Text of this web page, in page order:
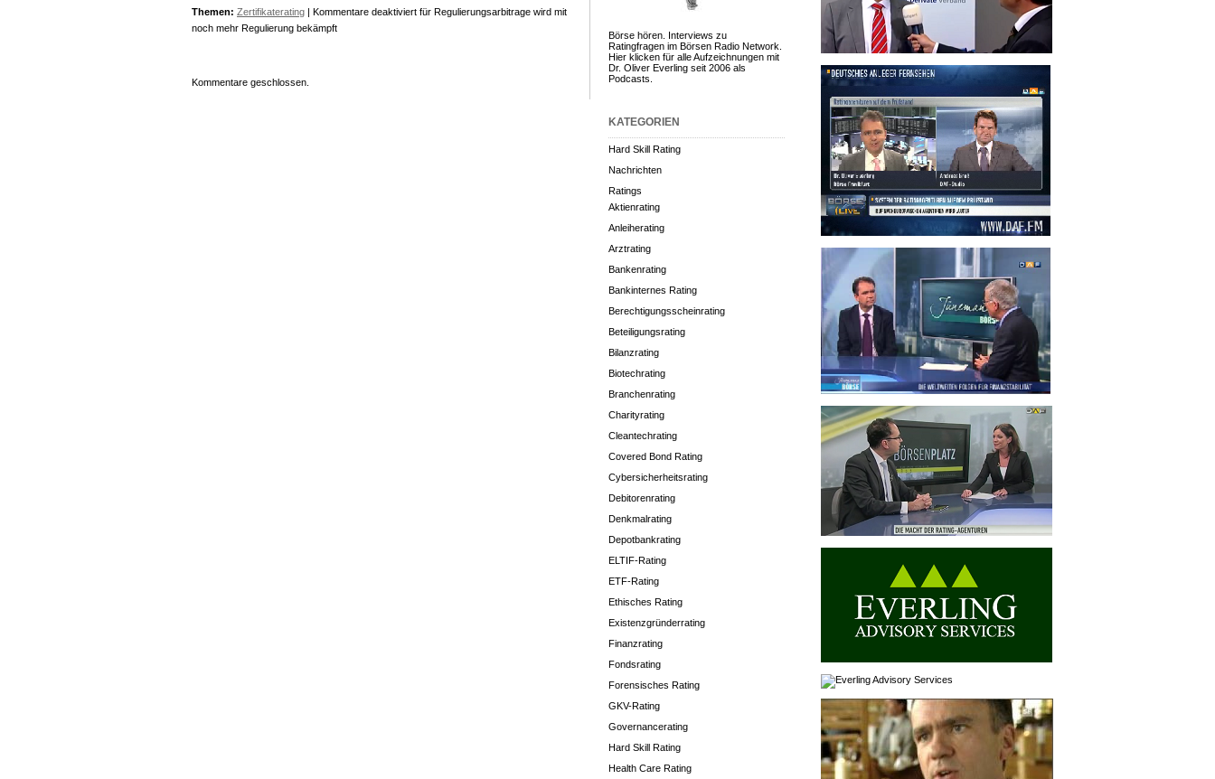
Themen: Zertifikaterating | Kommentare deaktiviert für Regulierungsarbitrage wird mit
noch mehr Regulierung bekämpft
Kommentare geschlossen.
Börse hören. Interviews zu
Ratingfragen im Börsen Radio Network.
Hier klicken für alle Aufzeichnungen mit
Dr. Oliver Everling seit 2006 als
Podcasts.
KATEGORIEN
Hard Skill Rating
Nachrichten
Ratings
Aktienrating
Anleiherating
Arztrating
Bankenrating
Bankinternes Rating
Berechtigungsscheinrating
Beteiligungsrating
Bilanzrating
Biotechrating
Branchenrating
Charityrating
Cleantechrating
Covered Bond Rating
Cybersicherheitsrating
Debitorenrating
Denkmalrating
Depotbankrating
ELTIF-Rating
ETF-Rating
Ethisches Rating
Existenzgründerrating
Finanzrating
Fondsrating
Forensisches Rating
GKV-Rating
Governancerating
Hard Skill Rating
Health Care Rating